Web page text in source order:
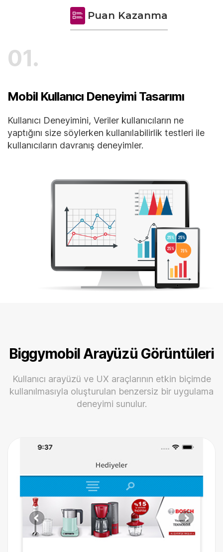
Puan Kazanma
01.
Mobil Kullanıcı Deneyimi Tasarımı
Kullanıcı Deneyimini, Veriler kullanıcıların ne
yaptığını size söylerken kullanılabilirlik testleri ile
kullanıcıların davranış deneyimler.
Biggymobil Arayüzü Görüntüleri
Kullanıcı arayüzü ve UX araçlarının etkin biçimde
kullanılmasıyla oluşturulan benzersiz bir uygulama
deneyimi sunulur.